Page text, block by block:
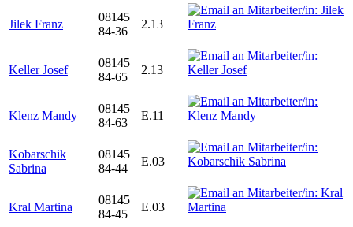
Jilek Franz
08145
84-36
2.13
Keller Josef
08145
84-65
2.13
Klenz Mandy
08145
84-63
E.11
Kobarschik
Sabrina
08145
84-44
E.03
Kral Martina
08145
84-45
E.03